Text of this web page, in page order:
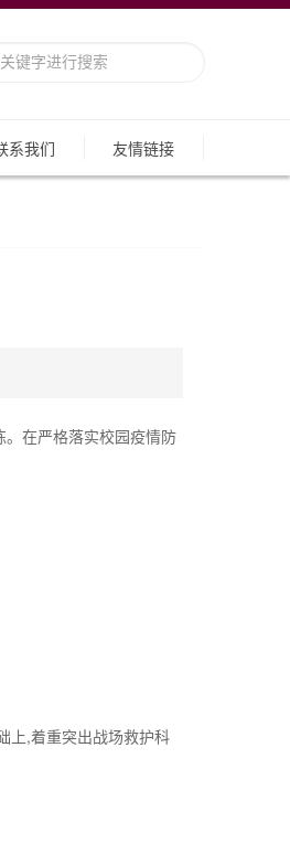
系我们 友情链接
在严格落实校园疫情防
上,着重突出战场救护科